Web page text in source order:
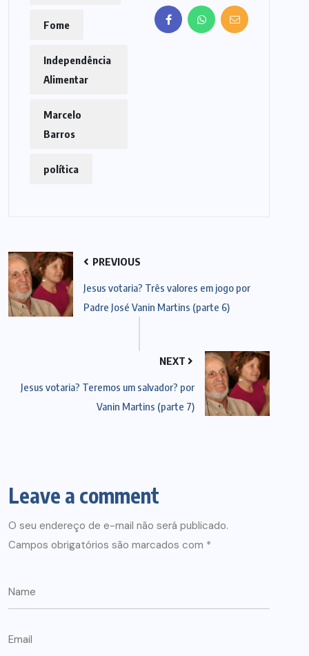
Fome
Independência
Alimentar
Marcelo
Barros
política
PREVIOUS
Jesus votaria? Três valores em jogo por
Padre José Vanin Martins (parte 6)
NEXT
Jesus votaria? Teremos um salvador? por
Vanin Martins (parte 7)
Leave a comment
O seu endereço de e-mail não será publicado.
Campos obrigatórios são marcados com *